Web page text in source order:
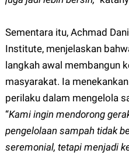
Sementara itu, Achmad
Institute, menjelaskan
langkah awal membangun
masyarakat. Ia
perilaku dalam mengelola
“Kami ingin mendorong
pengelolaan sampah tidak
seremonial, tetapi menjadi